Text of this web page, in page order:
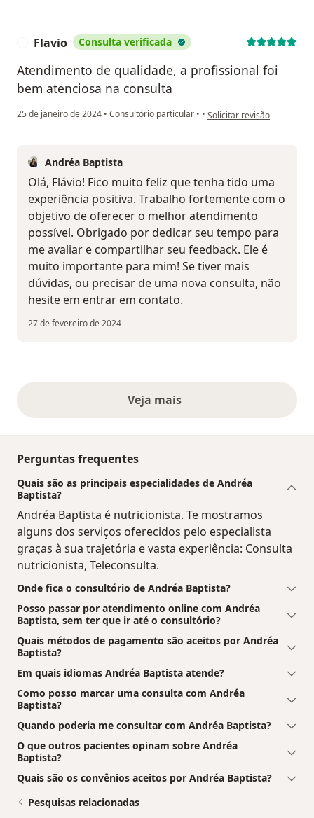
Flavio Consulta verificada
Atendimento de qualidade, a profissional foi
bem atenciosa na consulta
25 de janeiro de 2024 • Consultório particular • • na opinião do utilizador
Solicitar revisão
Andréa Baptista
Olá, Flávio! Fico muito feliz que tenha tido uma
experiência positiva. Trabalho fortemente com o
objetivo de oferecer o melhor atendimento
possível. Obrigado por dedicar seu tempo para
me avaliar e compartilhar seu feedback. Ele é
muito importante para mim! Se tiver mais
dúvidas, ou precisar de uma nova consulta, não
hesite em entrar em contato.
27 de fevereiro de 2024
Veja maisopiniões acima
Perguntas frequentes
Quais são as principais especialidades de Andréa
Baptista?
Andréa Baptista é nutricionista. Te mostramos
alguns dos serviços oferecidos pelo especialista
graças à sua trajetória e vasta experiência: Consulta
nutricionista, Teleconsulta.
Onde fica o consultório de Andréa Baptista?
Posso passar por atendimento online com Andréa
Baptista, sem ter que ir até o consultório?
Quais métodos de pagamento são aceitos por Andréa
Baptista?
Em quais idiomas Andréa Baptista atende?
Como posso marcar uma consulta com Andréa
Baptista?
Quando poderia me consultar com Andréa Baptista?
O que outros pacientes opinam sobre Andréa
Baptista?
Quais são os convênios aceitos por Andréa Baptista?
Pesquisas relacionadas